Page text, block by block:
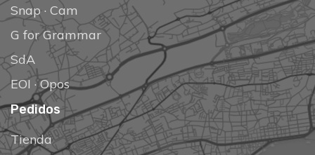
Snap · Cam
G for Grammar
SdA
EOI ·Opos
Pedidos
Tienda